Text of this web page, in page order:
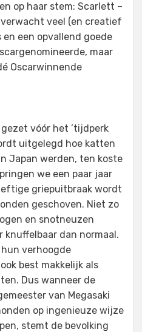
op haar stem: Scarlett –
veel (en creatief
een opvallend goede
maar
Oscarwinnende
vóór het ’tijdperk
uitgelegd hoe katten
Japan werden, ten koste
we een paar jaar
griepuitbraak wordt
geschoven. Niet zo
en snotneuzen
knuffelbaar dan normaal.
verhoogde
best makkelijk als
Dus wanneer de
van Megasaki
op ingenieuze wijze
stemt de bevolking